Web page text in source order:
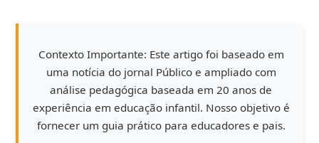
Contexto Importante: Este artigo foi baseado em
uma notícia do jornal Público e ampliado com
análise pedagógica baseada em 20 anos de
experiência em educação infantil. Nosso objetivo é
fornecer um guia prático para educadores e pais.